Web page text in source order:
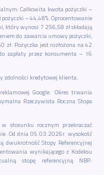
Całkowita kwota pożyczki –
pożyczki – 44,48%. Oprocentowanie
który wynosi 7 256,58 zł składają
do zawarcia umowy pożyczki,
zł. Pożyczka jest rozłożona na 42
zapłaty przez konsumenta – 16
zdolności kredytowej klienta.
Google: Okres trwania
Rzeczywista Roczna Stopa
stosunku rocznym przekraczać
Od dnia 05.03.2026r. wysokość
dwukrotność Stopy Referencyjnej
wynikającego z Kodeksu
stopę referencyjną NBP: